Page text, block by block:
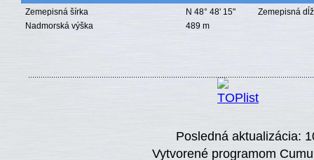
Zemepisná šírka
N 48° 48' 15"
Zemepisná
Nadmorská výška
489 m
Posledná aktualizácia:
Vytvorené programom